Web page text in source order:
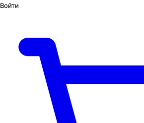
Войти